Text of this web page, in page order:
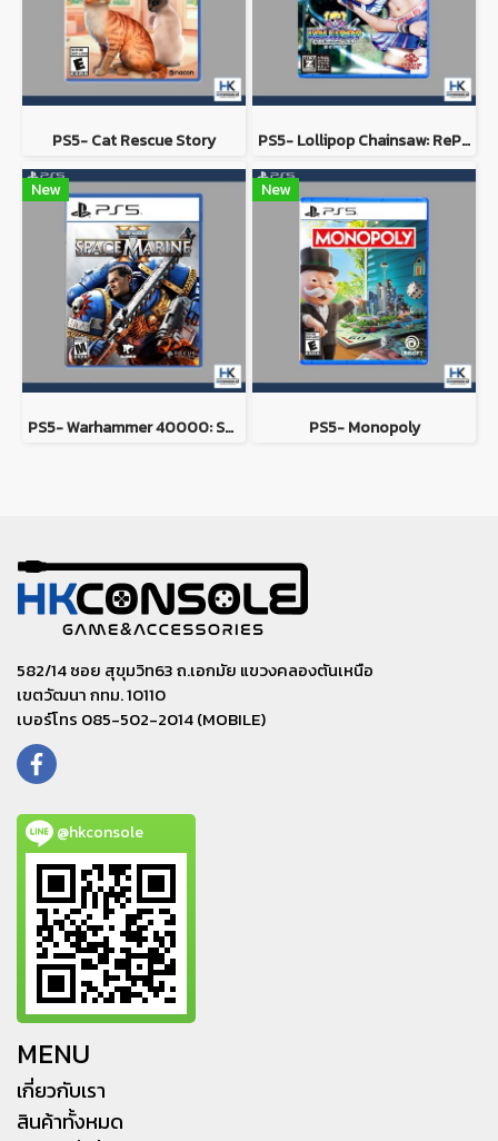
PS5- Cat Rescue Story PS5- Lollipop Chainsaw: RePOP
New
PS5- Warhammer 40000: Space Marine 2
New
PS5- Monopoly
582/14 ซอย สุขุมวิท63 ถ.เอกมัย แขวงคลองตันเหนือ
เขตวัฒนา กทม. 10110
เบอร์โทร 085-502-2014 (MOBILE)
@hkconsole
MENU
เกี่ยวกับเรา
สินค้าทั้งหมด